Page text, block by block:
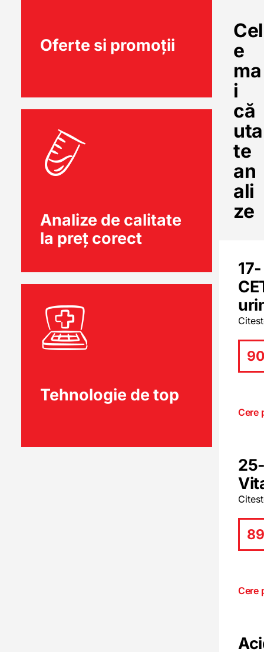
Oferte si promoții
Analize de calitate
la preț corect
Tehnologie de top
Cel
e
ma
i
că
uta
te
an
ali
ze
17-
Cere
Cere